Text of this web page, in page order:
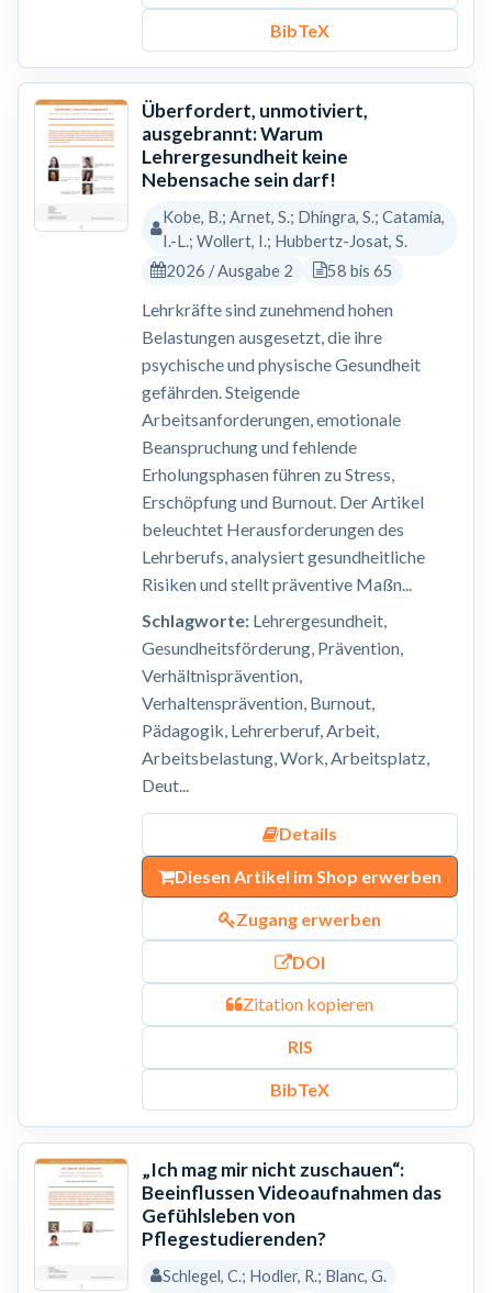
BibTeX
Überfordert, unmotiviert,
ausgebrannt: Warum
Lehrergesundheit keine
Nebensache sein darf!
Kobe, B.; Arnet, S.; Dhingra, S.; Catamia,
I.-L.; Wollert, I.; Hubbertz-Josat, S.
2026 / Ausgabe 2
58 bis 65
Lehrkräfte sind zunehmend hohen
Belastungen ausgesetzt, die ihre
psychische und physische Gesundheit
gefährden. Steigende
Arbeitsanforderungen, emotionale
Beanspruchung und fehlende
Erholungsphasen führen zu Stress,
Erschöpfung und Burnout. Der Artikel
beleuchtet Herausforderungen des
Lehrberufs, analysiert gesundheitliche
Risiken und stellt präventive Maßn...
Schlagworte:Lehrergesundheit,
Gesundheitsförderung, Prävention,
Verhältnisprävention,
Verhaltensprävention, Burnout,
Pädagogik, Lehrerberuf, Arbeit,
Arbeitsbelastung, Work, Arbeitsplatz,
Deut...
Details
Diesen Artikel im Shop erwerben
Zugang erwerben
DOI
Zitation kopieren
RIS
BibTeX
„Ich mag mir nicht zuschauen“:
Beeinflussen Videoaufnahmen das
Gefühlsleben von
Pflegestudierenden?
Schlegel, C.; Hodler, R.; Blanc, G.